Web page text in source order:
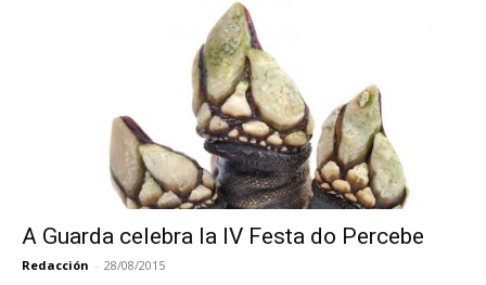
A Guarda celebra la IV Festa do Percebe
Redacción - 28/08/2015